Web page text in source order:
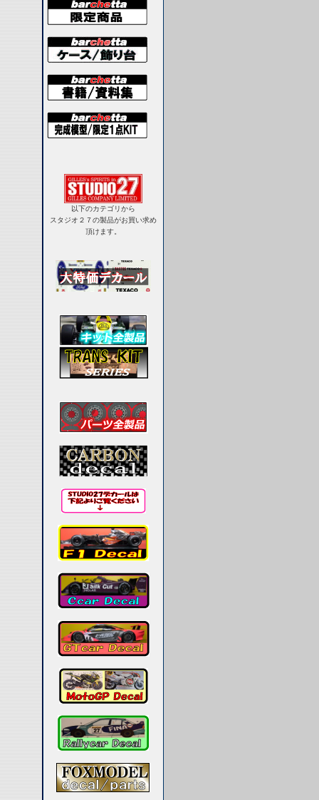
以下のカテゴリから
スタジオ２７の製品がお買い求め
頂けます。